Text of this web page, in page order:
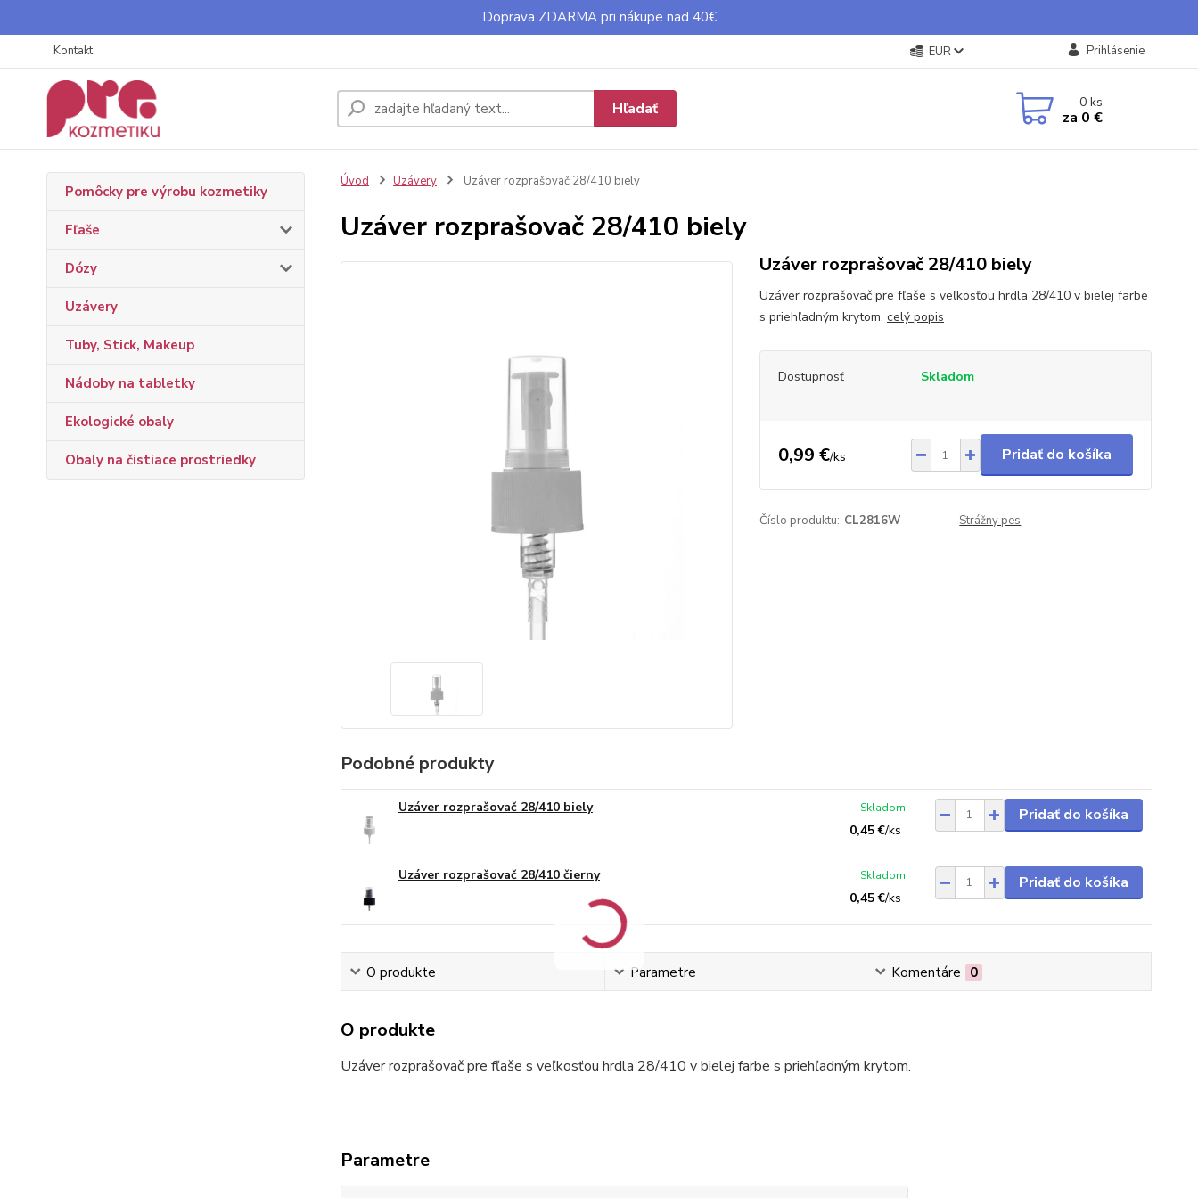
Doprava ZDARMA pri nákupe nad 40€
Kontakt EUR Prihlásenie
Hľadať 0ks
za 0 €
Pomôcky pre výrobu kozmetiky
Fľaše
Dózy
Uzávery
Tuby, Stick, Makeup
Nádoby na tabletky
Ekologické obaly
Obaly na čistiace prostriedky
Úvod Uzávery Uzáver rozprašovač 28/410 biely
Uzáver rozprašovač 28/410 biely
Uzáver rozprašovač 28/410 biely
Uzáver rozprašovač pre fľaše s veľkosťou hrdla 28/410 v bielej farbe
s priehľadným krytom. celý popis
Dostupnosť Skladom
0,99 €/ks Pridať do košíka
Číslo produktu: CL2816W Strážny pes
Podobné produkty
Uzáver rozprašovač 28/410 biely
0,45 €/ks
Skladom Pridať do košíka
Uzáver rozprašovač 28/410 čierny
0,45 €/ks
Skladom Pridať do košíka
O produkte Parametre Komentáre 0
O produkte
Uzáver rozprašovač pre fľaše s veľkosťou hrdla 28/410 v bielej farbe s priehľadným krytom.
Parametre